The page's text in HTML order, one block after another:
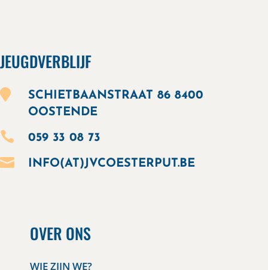
JEUGDVERBLIJF

SCHIETBAANSTRAAT 86 8400
OOSTENDE
 059 33 08 73
 INFO(AT)JVCOESTERPUT.BE
OVER ONS
WIE ZIJN WE?